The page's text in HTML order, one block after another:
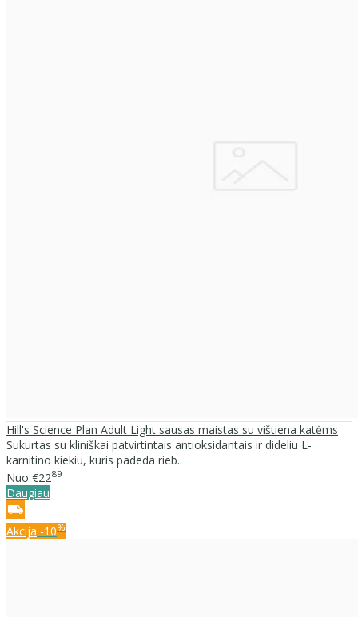
Hill's Science Plan Adult Light sausas maistas su vištiena katėms
Sukurtas su kliniškai patvirtintais antioksidantais ir dideliu L-
karnitino kiekiu, kuris padeda rieb..
Nuo €2289
Daugiau
Akcija -10%